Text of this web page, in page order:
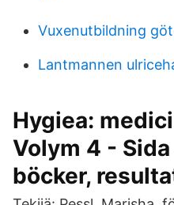
Vuxenutbildning
Lantmannen
Hygiea:
Volym 4 -
böcker,